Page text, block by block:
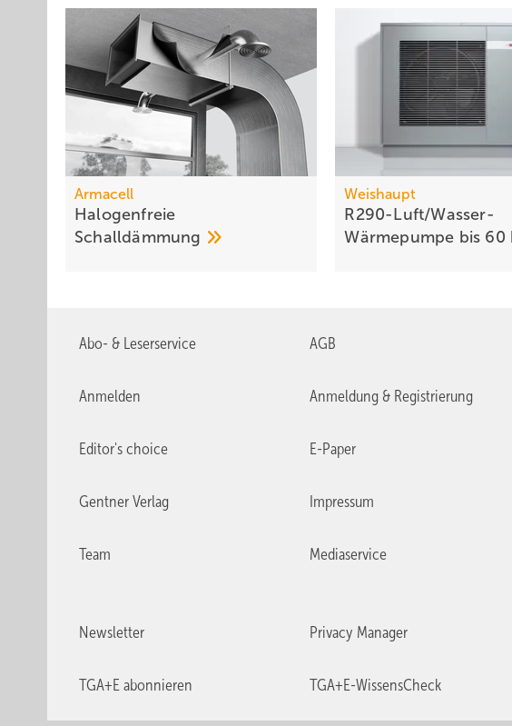
Armacell
Halogenfreie
Schalldämmung
Weishaupt
R290-Luft/Wasser-
Wärmepumpe bis 60
Abo- & Leserservice AGB
Anmelden Anmeldung & Registrierung
Editor's choice E-Paper
Gentner Verlag Impressum
Team Mediaservice
Newsletter Privacy Manager
TGA+E abonnieren TGA+E-WissensCheck